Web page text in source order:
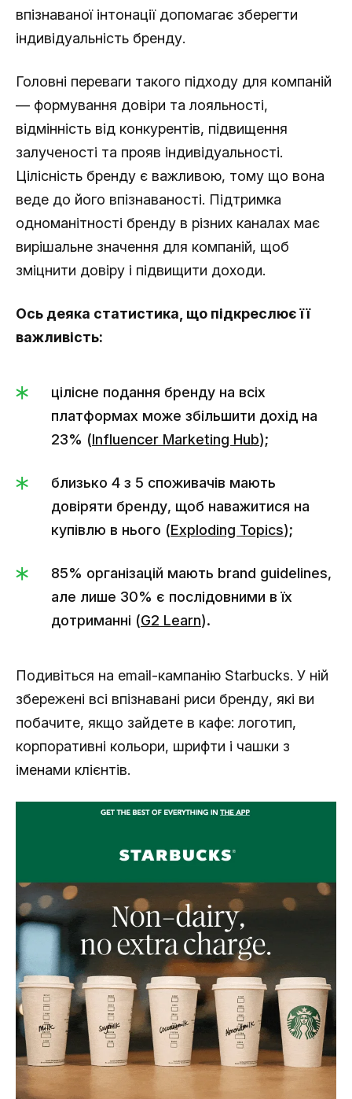
впізнаваної інтонації допомагає зберегти
індивідуальність бренду.
Головні переваги такого підходу для компаній
— формування довіри та лояльності,
відмінність від конкурентів, підвищення
залученості та прояв індивідуальності.
Цілісність бренду є важливою, тому що вона
веде до його впізнаваності. Підтримка
одноманітності бренду в різних каналах має
вирішальне значення для компаній, щоб
зміцнити довіру і підвищити доходи.
Ось деяка статистика, що підкреслює її
важливість:
цілісне подання бренду на всіх
платформах може збільшити дохід на
23% (Influencer Marketing Hub);
близько 4 з 5 споживачів мають
довіряти бренду, щоб наважитися на
купівлю в нього (Exploding Topics);
85% організацій мають brand guidelines,
але лише 30% є послідовними в їх
дотриманні (G2 Learn).
Подивіться на email-кампанію Starbucks. У ній
збережені всі впізнавані риси бренду, які ви
побачите, якщо зайдете в кафе: логотип,
корпоративні кольори, шрифти і чашки з
іменами клієнтів.